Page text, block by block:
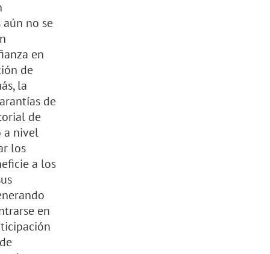
aún no se
en
de
la
de
de
a nivel
los
a los
en